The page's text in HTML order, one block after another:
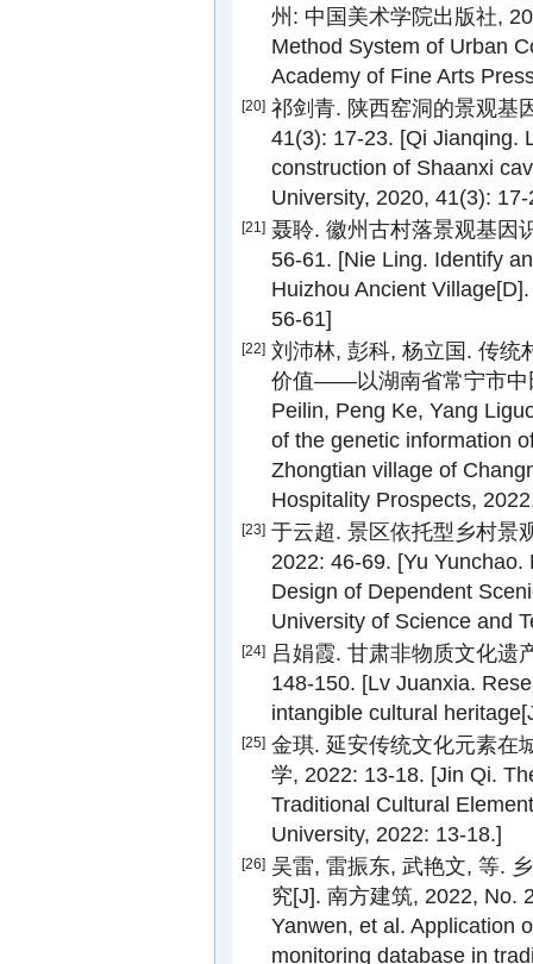
州: 中国美术学院出版社,
Method System of Urban
Academy of Fine Arts
[20] 祁剑青. 陕西窑洞的景观基
41(3): 17-23. [Qi Jianqing.
construction of Shaanxi
University, 2020, 41(3): 17-
[21] 聂聆. 徽州古村落景观基因
56-61. [Nie Ling. Identify
Huizhou Ancient
56-61]
[22] 刘沛林, 彭科, 杨立国. 传统
价值——以湖南省常宁市中
Peilin, Peng Ke, Yang
of the genetic information
Zhongtian village of
Hospitality Prospects,
[23] 于云超. 景区依托型乡村景
2022: 46-69. [Yu
Design of Dependent
University of Science and
[24] 吕娟霞. 甘肃非物质文化遗
148-150. [Lv Juanxia.
intangible cultural
[25] 金琪. 延安传统文化元素在
学, 2022: 13-18. [Jin Qi.
Traditional Cultural
University, 2022: 13-18.]
[26] 吴雷, 雷振东, 武艳文, 等.
究[J]. 南方建筑, 2022, No.
Yanwen, et al. Application
monitoring database in